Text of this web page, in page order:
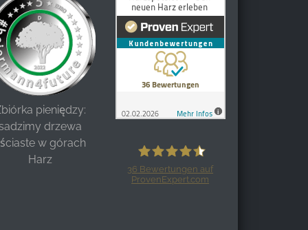
pieniędzy:
drzewa
w górach
Harz
36 Bewertungen auf
ProvenExpert.com